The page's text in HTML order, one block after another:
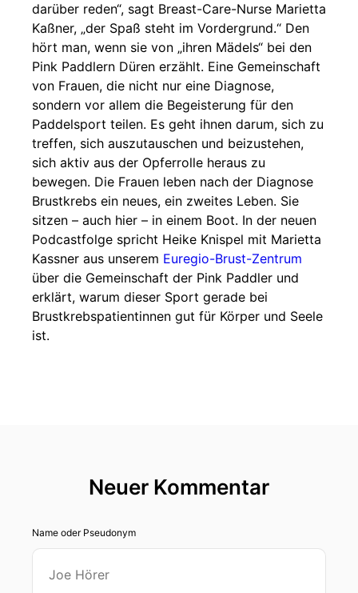
darüber reden“, sagt Breast-Care-Nurse Marietta
Kaßner, „der Spaß steht im Vordergrund.“ Den
hört man, wenn sie von „ihren Mädels“ bei den
Pink Paddlern Düren erzählt. Eine Gemeinschaft
von Frauen, die nicht nur eine Diagnose,
sondern vor allem die Begeisterung für den
Paddelsport teilen. Es geht ihnen darum, sich zu
treffen, sich auszutauschen und beizustehen,
sich aktiv aus der Opferrolle heraus zu
bewegen. Die Frauen leben nach der Diagnose
Brustkrebs ein neues, ein zweites Leben. Sie
sitzen – auch hier – in einem Boot. In der neuen
Podcastfolge spricht Heike Knispel mit Marietta
Kassner aus unserem Euregio-Brust-Zentrum
über die Gemeinschaft der Pink Paddler und
erklärt, warum dieser Sport gerade bei
Brustkrebspatientinnen gut für Körper und Seele
ist.
Neuer Kommentar
Name oder Pseudonym